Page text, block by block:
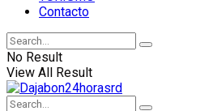
Contacto
No Result
View All Result